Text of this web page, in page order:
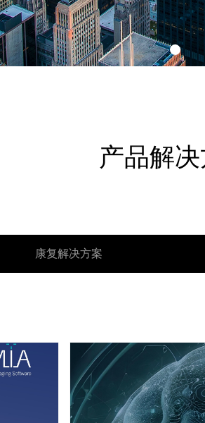
康复解决方案
产品解